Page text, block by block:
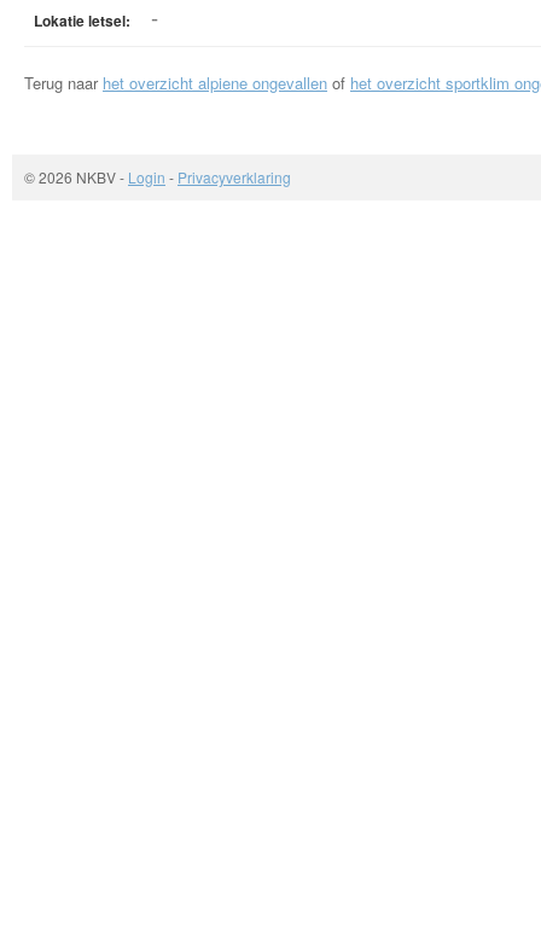
Lokatie letsel: -
Terug naar het overzicht alpiene ongevallen of het overzicht sportklim
© 2026 NKBV- Login - Privacyverklaring